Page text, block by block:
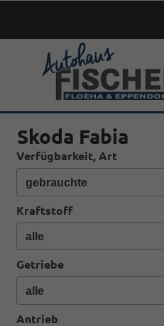
Skoda Fabia
Verfügbarkeit, Art
Kraftstoff
Getriebe
Antrieb